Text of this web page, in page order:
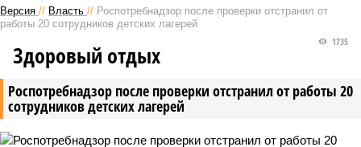
Версия // Власть // Роспотребнадзор после проверки отстранил от
работы 20 сотрудников детских лагерей
Роспотребнадзор после проверки отстранил от работы 20
сотрудников детских лагерей
1735
Здоровый отдых